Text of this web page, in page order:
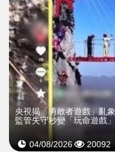
央視揭「勇敢者遊戲」亂象
監管失守秒變「玩命遊戲」
04/08/2026 20092